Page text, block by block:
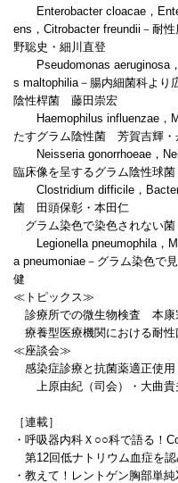
Enterobacter cloacae，
ens，Citrobacter freundii－耐
野聡史・細川直登
Pseudomonas aeruginosa
s maltophilia－腸内細菌科より
陰性桿菌 藤田崇宏
Haemophilus influenzae，
たすグラム陰性菌 芳賀吉輝・
Neisseria gonorrhoeae，
臨床像を呈するグラム陰性球
Clostridium difficile，
菌 田頭保彰・本田仁
グラム染色で染色されない菌
Legionella pneumophila，
a pneumoniae－グラム染色で
健
≪トピックス≫
診療所での微生物検査 本康
療養型医療機関における耐
≪座談会≫
感染症診療と抗菌薬適正使用
上原由紀（司会）・大曲貴
［連載］
・呼吸器内科Ｘ○○科で語る！
第12回低ナトリウム血症を
・教えて！レントゲン胸部単